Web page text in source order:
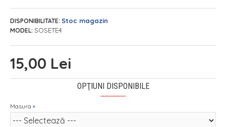
15,00 Lei
DISPONIBILITATE: Stoc magazin
MODEL: SOSETE4
OPŢIUNI DISPONIBILE
Masura